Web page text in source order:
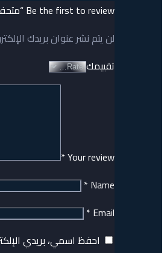
Be the first to review “متحف الدحيح”
لن يتم نشر عنوان بريدك
تقييمك
Your review
*
Name
*
Email
*
احفظ اسمي، بريدي